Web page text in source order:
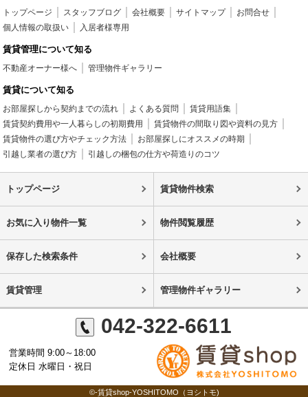
トップページ スタッフブログ 会社概要 サイトマップ
お問合せ
個人情報の取扱い
入居者様専用
賃貸管理について知る
不動産オーナー様へ 管理物件ギャラリー
賃貸について知る
お部屋探しから契約までの流れ よくある質問
賃貸用語集
賃貸契約費用や一人暮らしの初期費用
賃貸物件の間取り図や資料の見方
賃貸物件の選び方やチェック方法
お部屋探しにオススメの時期
引越し業者の選び方
引越しの梱包の仕方や荷造りのコツ
トップページ 賃貸物件検索
お気に入り物件一覧 物件閲覧履歴
保存した検索条件 会社概要
賃貸管理 管理物件ギャラリー
042-322-6611
営業時間 9:00～18:00
定休日 水曜日・祝日
©-賃貸shop-YOSHITOMO（ヨシトモ)